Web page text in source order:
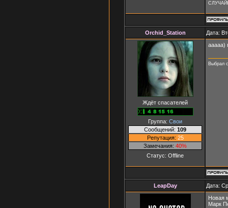
Orchid_Station Дата:
Ждёт спасателей
Группа: Свои
Сообщений: 109
Репутация: 25
Замечания: 40%
Статус: Offline
ааааа)
Выбрал
LeapDay
Дата:
Новая
Марк